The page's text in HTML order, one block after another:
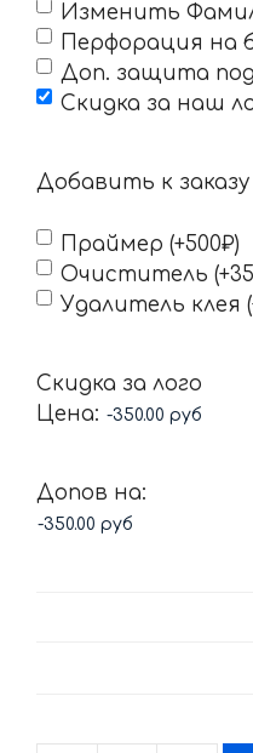
Изменить
Перфорация на
Доп. защита под
Скидка за наш
Добавить к заказу
Праймер (+500₽)
Очиститель
Удалитель клея
Скидка за лого
Цена:
Допов на: